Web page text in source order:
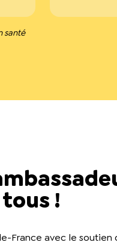
santé
!
France avec le